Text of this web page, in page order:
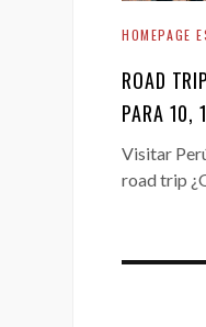
HOMEPAGE
ROAD
PARA 10,
Visitar
road trip